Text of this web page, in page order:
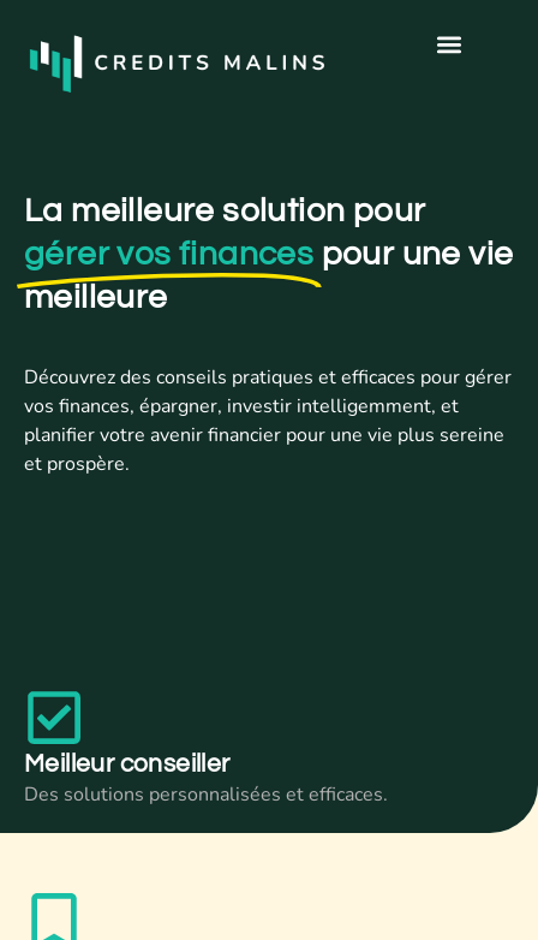
La meilleure solution pour
gérer vos finances pour une vie
meilleure
Découvrez des conseils pratiques et efficaces pour gérer
vos finances, épargner, investir intelligemment, et
planifier votre avenir financier pour une vie plus sereine
et prospère.
Meilleur conseiller
Des solutions personnalisées et efficaces.